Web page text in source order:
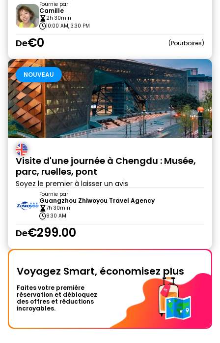
Fournie par
Camille
2h 30min
10:00 AM, 3:30 PM
De€0 Pourboires
NOUVEAU
Visite d'une journée à Chengdu : Musée,
parc, ruelles, pont
Soyez le premier à laisser un avis
Fournie par
Guangzhou Zhiwoyou Travel Agency
7h 30min
9:30 AM
De€299.00
Voyagez Smart, économisez plus
Faites votre première
réservation et débloquez
des offres et réductions
incroyables.